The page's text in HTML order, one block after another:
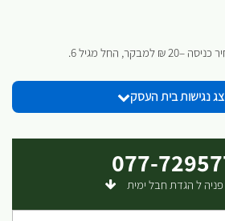
נגישות בית העסק
077-
ל הגדת חבל ימית